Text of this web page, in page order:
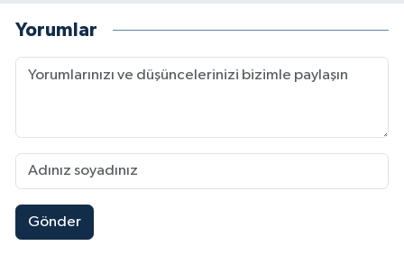
Yorumlar
Gönder